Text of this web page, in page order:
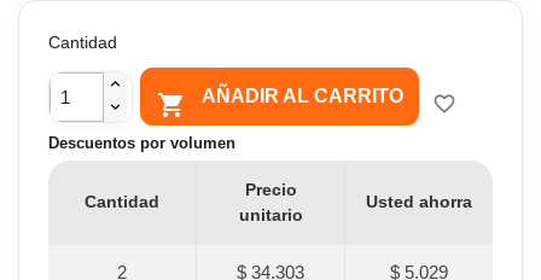
Cantidad
 AÑADIR AL CARRITO favorite_border
Descuentos por volumen
Cantidad
Precio
unitario
Usted ahorra
2 $ 34.303 $ 5.029